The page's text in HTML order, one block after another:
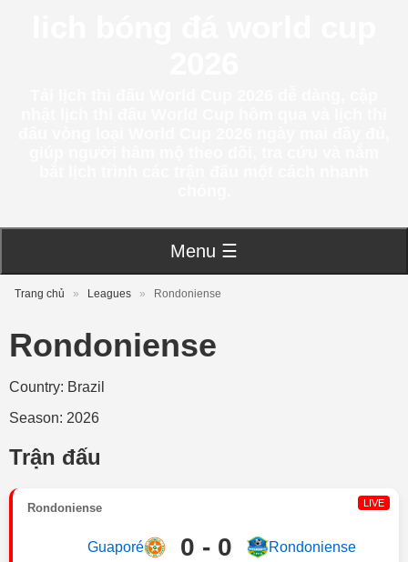
Menu ☰
Trang chủ » Leagues » Rondoniense
Rondoniense
Country: Brazil
Season: 2026
Trận đấu
Rondoniense LIVE
Guaporé 0 - 0 Rondoniense